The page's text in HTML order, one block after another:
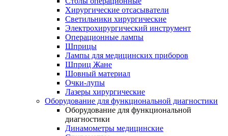
Хирургические отсасыватели
Светильники хирургические
Электрохирургический инструмент
Операционные лампы
Шприцы
Лампы для медицинских приборов
Шприц Жане
Шовный материал
Очки-лупы
Лазеры хирургические
Оборудование для функциональной диагностики
Оборудование для функциональной
диагностики
Динамометры медицинские